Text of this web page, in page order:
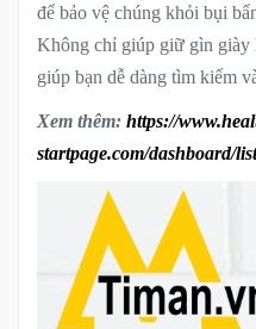
để bảo vệ chúng khỏi bụi
Không chỉ giúp giữ gìn giày
giúp bạn dễ dàng tìm kiếm
Xem thêm: https://
startpage.com/dashboard/